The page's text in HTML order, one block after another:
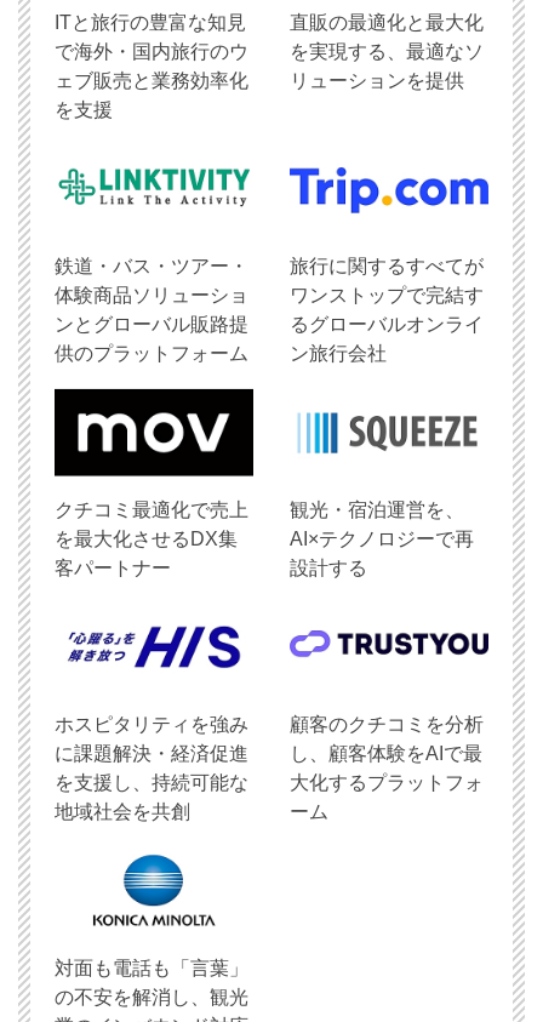
ITと旅行の豊富な知見
で海外・国内旅行のウ
ェブ販売と業務効率化
を支援
直販の最適化と最大化
を実現する、最適なソ
リューションを提供
鉄道・バス・ツアー・
体験商品ソリューショ
ンとグローバル販路提
供のプラットフォーム
旅行に関するすべてが
ワンストップで完結す
るグローバルオンライ
ン旅行会社
クチコミ最適化で売上
を最大化させるDX集
客パートナー
観光・宿泊運営を、
AI×テクノロジーで再
設計する
ホスピタリティを強み
に課題解決・経済促進
を支援し、持続可能な
地域社会を共創
顧客のクチコミを分析
し、顧客体験をAIで最
大化するプラットフォ
ーム
対面も電話も「言葉」
の不安を解消し、観光